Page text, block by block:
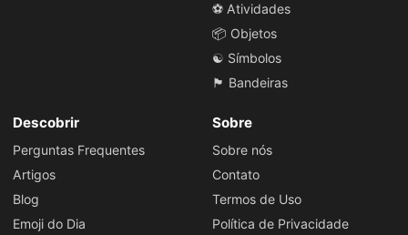
⚽ Atividades
📦 Objetos
☯️ Símbolos
🏴 Bandeiras
Descobrir
Perguntas Frequentes
Artigos
Blog
Emoji do Dia
Sobre
Sobre nós
Contato
Termos de Uso
Política de Privacidade